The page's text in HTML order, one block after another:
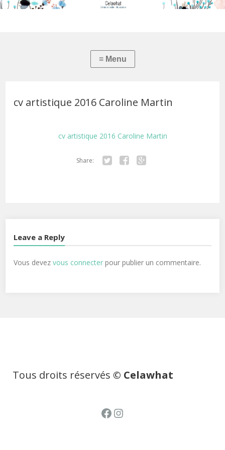
cv artistique 2016 Caroline Martin
cv artistique 2016 Caroline Martin
Share:
Leave a Reply
Vous devezvous connecter pour publier un commentaire.
Tous droits réservés © Celawhat
Facebook
Instagram